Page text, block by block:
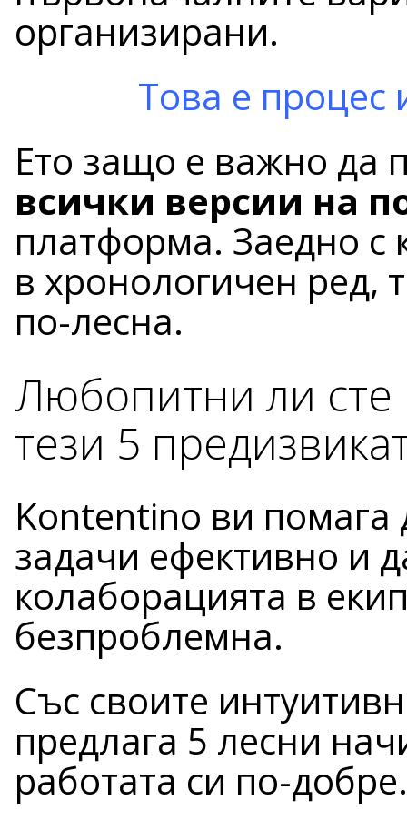
организирани.
Това е процес
Ето защо е важно да
всички версии на
платформа. Заедно с
в хронологичен ред,
по-лесна.
Любопитни ли сте
тези 5
Kontentino ви помага
задачи ефективно и
колаборацията в
безпроблемна.
Със своите
предлага 5 лесни
работата си по-добре.